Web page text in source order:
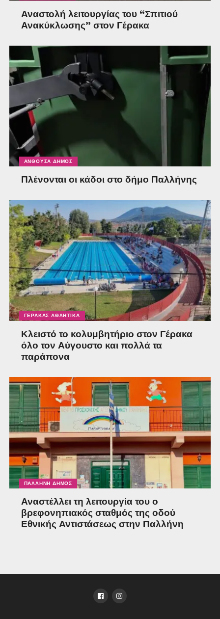
Αναστολή λειτουργίας του “Σπιτιού
Ανακύκλωσης” στον Γέρακα
ΑΝΘΟΎΣΑ ΔΉΜΟΣ
Πλένονται οι κάδοι στο δήμο Παλλήνης
ΓΈΡΑΚΑΣ ΑΘΛΗΤΙΚΆ
Κλειστό το κολυμβητήριο στον Γέρακα
όλο τον Αύγουστο και πολλά τα
παράπονα
ΠΑΛΛΉΝΗ ΔΉΜΟΣ
Αναστέλλει τη λειτουργία του ο
βρεφονηπιακός σταθμός της οδού
Εθνικής Αντιστάσεως στην Παλλήνη